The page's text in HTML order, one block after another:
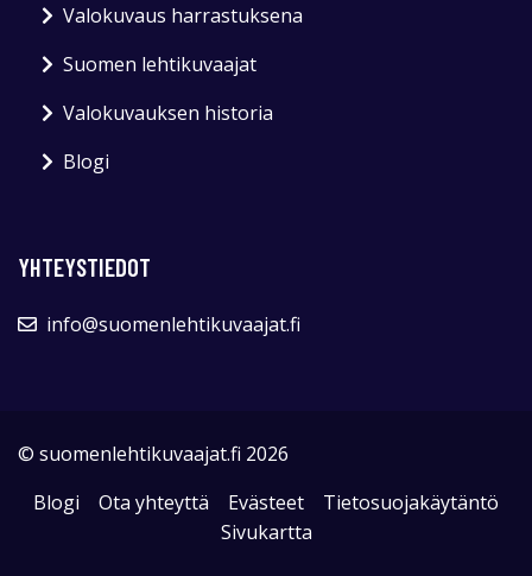
Valokuvaus harrastuksena
Suomen lehtikuvaajat
Valokuvauksen historia
Blogi
YHTEYSTIEDOT
info@suomenlehtikuvaajat.fi
© suomenlehtikuvaajat.fi 2026
Blogi
Ota yhteyttä Evästeet
Tietosuojakäytäntö
Sivukartta